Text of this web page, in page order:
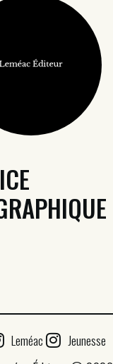
Leméac Jeunesse